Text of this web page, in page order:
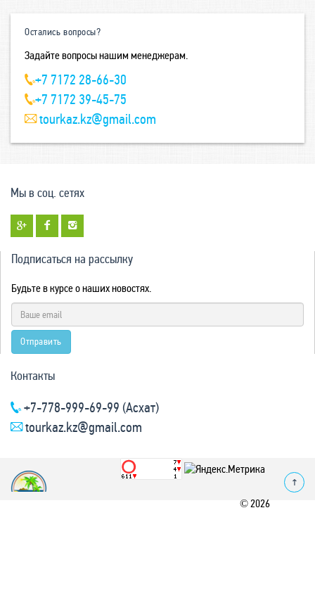
Остались вопросы?
Задайте вопросы нашим менеджерам.
+7 7172 28-66-30
+7 7172 39-45-75
tourkaz.kz@gmail.com
Мы в соц. сетях
Подписаться на рассылку
Будьте в курсе о наших новостях.
Отправить
Контакты
+7-778-999-69-99 (Асхат)
tourkaz.kz@gmail.com
© 2026